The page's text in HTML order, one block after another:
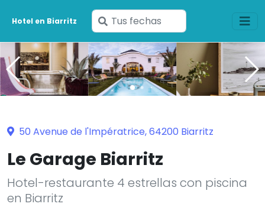
Hotel en Biarritz
Ingresa
tus
fechas
50 Avenue de l'Impératrice, 64200 Biarritz
Le Garage Biarritz
Hotel-restaurante 4 estrellas con piscina
en Biarritz